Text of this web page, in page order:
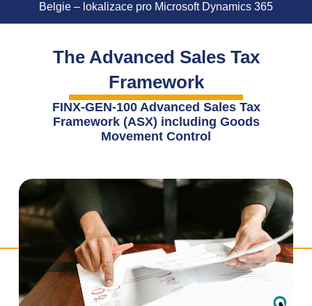
Belgie – lokalizace pro Microsoft Dynamics 365
The Advanced Sales Tax
Framework
FINX-GEN-100 Advanced Sales Tax
Framework (ASX) including Goods
Movement Control